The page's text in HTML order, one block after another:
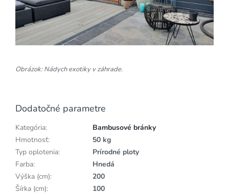
Obrázok: Nádych exotiky v záhrade.
Dodatočné parametre
Kategória:
Bambusové bránky
Hmotnosť:
50 kg
Typ oplotenia:
Prírodné ploty
Farba:
Hnedá
Výška (cm):
200
Šírka (cm):
100